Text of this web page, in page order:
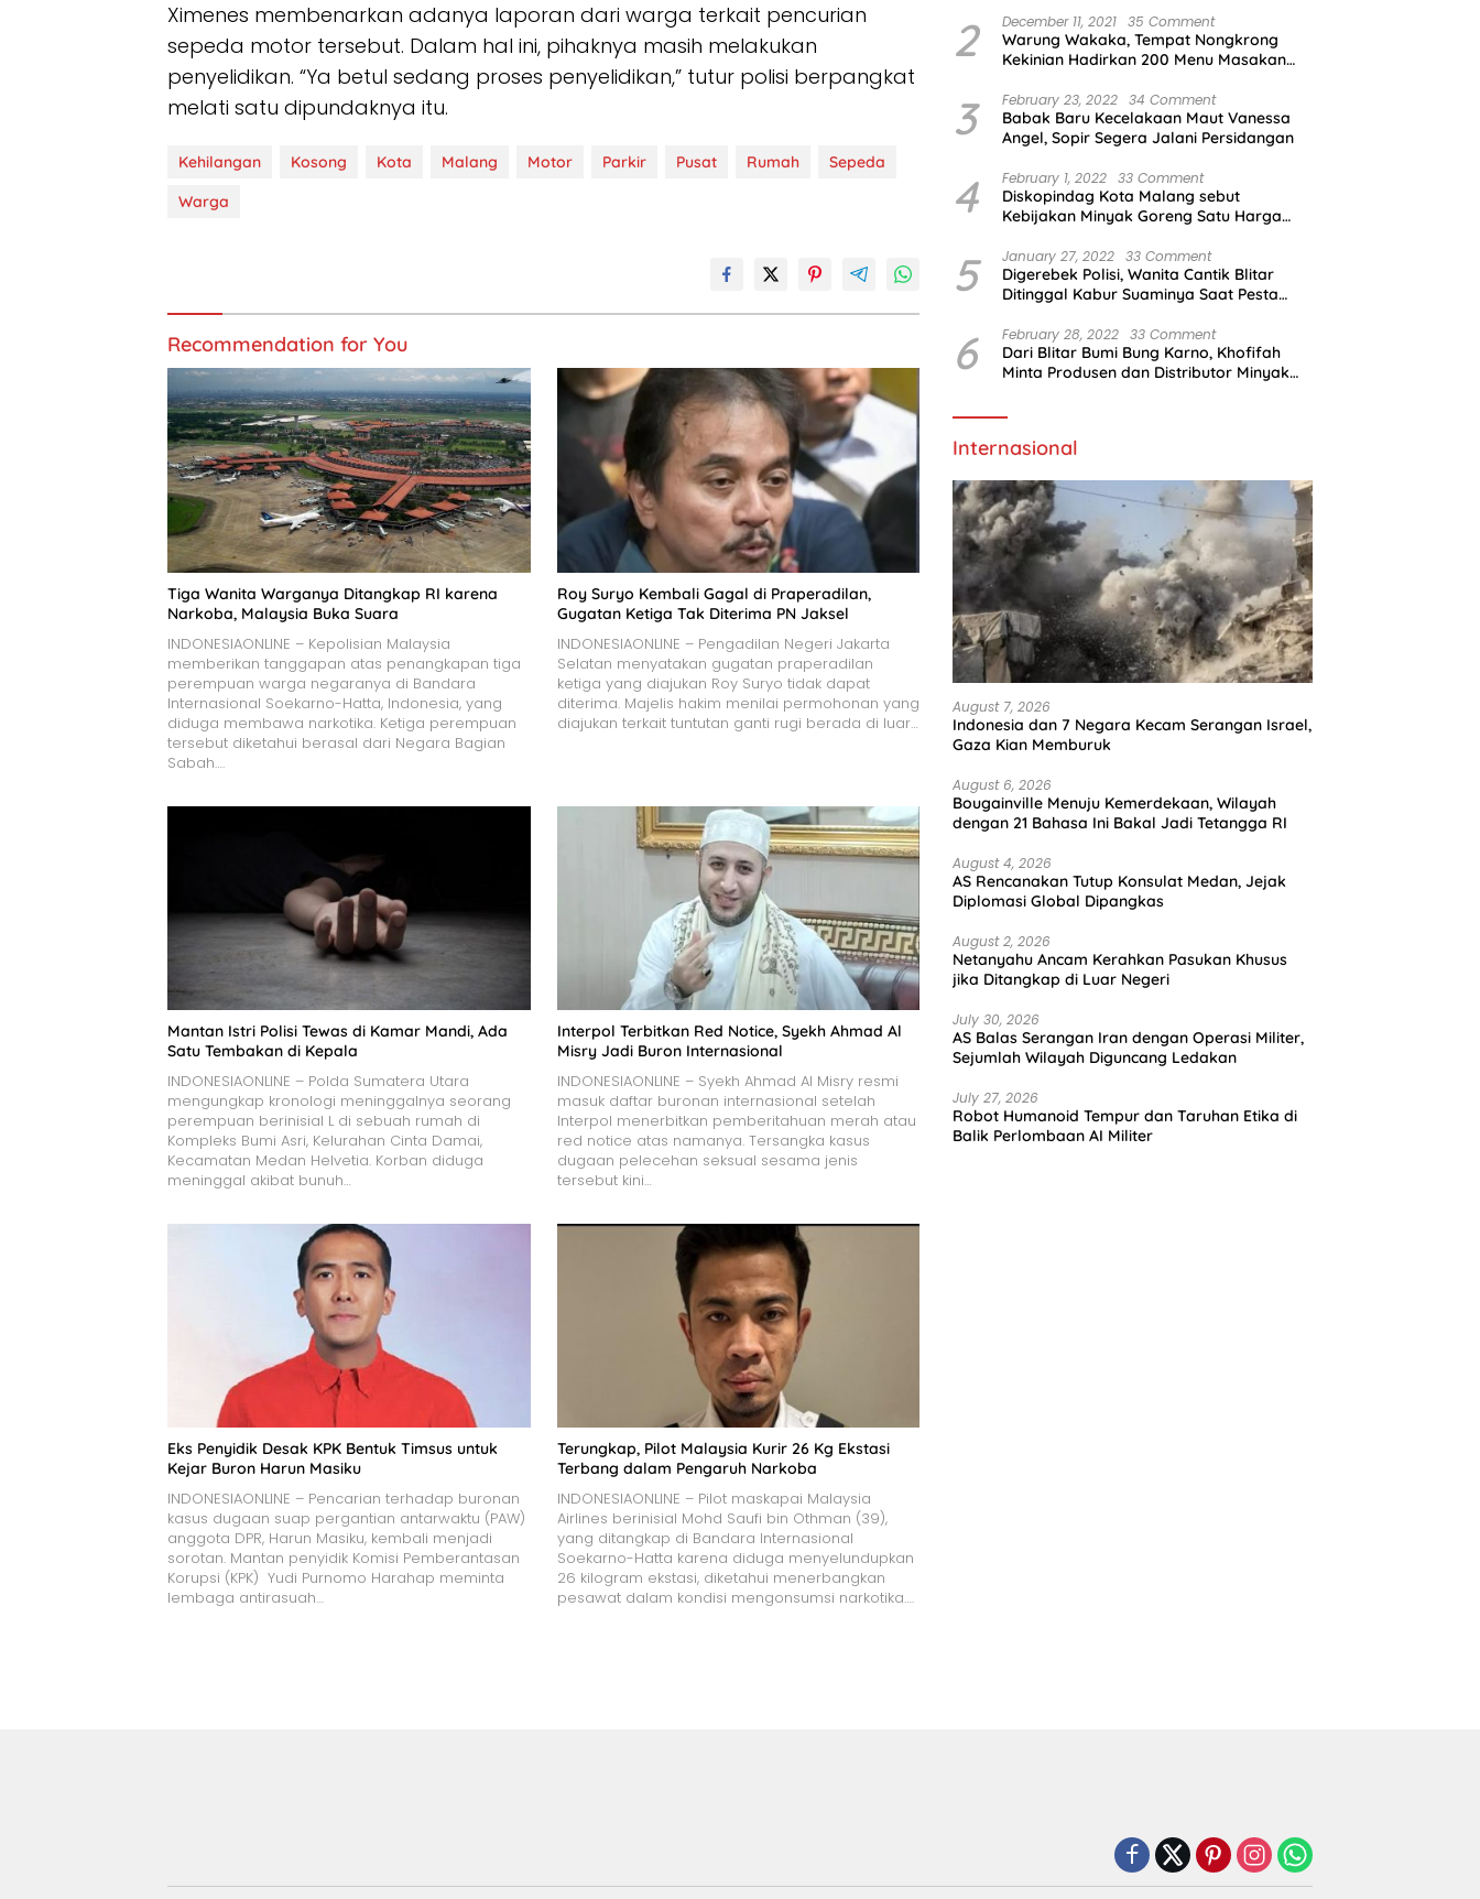
Ximenes membenarkan adanya laporan dari warga terkait pencurian
sepeda motor tersebut. Dalam hal ini, pihaknya masih melakukan
penyelidikan. “Ya betul sedang proses penyelidikan,” tutur polisi berpangkat
melati satu dipundaknya itu.
Kehilangan Kosong Kota Malang Motor Parkir Pusat Rumah
Sepeda
Warga
Recommendation for You
Tiga Wanita Warganya Ditangkap RI karena
Narkoba, Malaysia Buka Suara
INDONESIAONLINE – Kepolisian Malaysia
memberikan tanggapan atas penangkapan tiga
perempuan warga negaranya di Bandara
Internasional Soekarno-Hatta, Indonesia, yang
diduga membawa narkotika. Ketiga perempuan
tersebut diketahui berasal dari Negara Bagian
Sabah….
Roy Suryo Kembali Gagal di Praperadilan,
Gugatan Ketiga Tak Diterima PN Jaksel
INDONESIAONLINE – Pengadilan Negeri Jakarta
Selatan menyatakan gugatan praperadilan
ketiga yang diajukan Roy Suryo tidak dapat
diterima. Majelis hakim menilai permohonan yang
diajukan terkait tuntutan ganti rugi berada di luar…
Mantan Istri Polisi Tewas di Kamar Mandi, Ada
Satu Tembakan di Kepala
INDONESIAONLINE – Polda Sumatera Utara
mengungkap kronologi meninggalnya seorang
perempuan berinisial L di sebuah rumah di
Kompleks Bumi Asri, Kelurahan Cinta Damai,
Kecamatan Medan Helvetia. Korban diduga
meninggal akibat bunuh…
Interpol Terbitkan Red Notice, Syekh Ahmad Al
Misry Jadi Buron Internasional
INDONESIAONLINE – Syekh Ahmad Al Misry resmi
masuk daftar buronan internasional setelah
Interpol menerbitkan pemberitahuan merah atau
red notice atas namanya. Tersangka kasus
dugaan pelecehan seksual sesama jenis
tersebut kini…
Eks Penyidik Desak KPK Bentuk Timsus untuk
Kejar Buron Harun Masiku
INDONESIAONLINE – Pencarian terhadap buronan
kasus dugaan suap pergantian antarwaktu (PAW)
anggota DPR, Harun Masiku, kembali menjadi
sorotan. Mantan penyidik Komisi Pemberantasan
Korupsi (KPK) Yudi Purnomo Harahap meminta
lembaga antirasuah…
Terungkap, Pilot Malaysia Kurir 26 Kg Ekstasi
Terbang dalam Pengaruh Narkoba
INDONESIAONLINE – Pilot maskapai Malaysia
Airlines berinisial Mohd Saufi bin Othman (39),
yang ditangkap di Bandara Internasional
Soekarno-Hatta karena diduga menyelundupkan
26 kilogram ekstasi, diketahui menerbangkan
pesawat dalam kondisi mengonsumsi narkotika….
2 December 11, 2021 35 Comment
Warung Wakaka, Tempat Nongkrong
Kekinian Hadirkan 200 Menu Masakan
3 February 23, 2022 34 Comment
Babak Baru Kecelakaan Maut Vanessa
Angel, Sopir Segera Jalani Persidangan
4 February 1, 2022 33 Comment
Diskopindag Kota Malang sebut
Kebijakan Minyak Goreng Satu Harga
5 January 27, 2022 33 Comment
Digerebek Polisi, Wanita Cantik Blitar
Ditinggal Kabur Suaminya Saat Pesta
6 February 28, 2022 33 Comment
Dari Blitar Bumi Bung Karno, Khofifah
Minta Produsen dan Distributor Minyak
Internasional
August 7, 2026
Indonesia dan 7 Negara Kecam Serangan Israel,
Gaza Kian Memburuk
August 6, 2026
Bougainville Menuju Kemerdekaan, Wilayah
dengan 21 Bahasa Ini Bakal Jadi Tetangga RI
August 4, 2026
AS Rencanakan Tutup Konsulat Medan, Jejak
Diplomasi Global Dipangkas
August 2, 2026
Netanyahu Ancam Kerahkan Pasukan Khusus
jika Ditangkap di Luar Negeri
July 30, 2026
AS Balas Serangan Iran dengan Operasi Militer,
Sejumlah Wilayah Diguncang Ledakan
July 27, 2026
Robot Humanoid Tempur dan Taruhan Etika di
Balik Perlombaan AI Militer